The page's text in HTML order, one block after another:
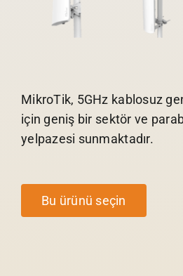
MikroTik, 5GHz kablosuz
için geniş bir sektör ve
yelpazesi sunmaktadır.
Bu ürünü seçin